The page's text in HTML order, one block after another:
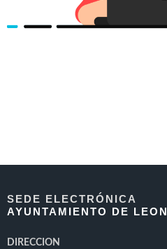
SEDE ELECTRÓNICA
AYUNTAMIENTO DE LEON
DIRECCION